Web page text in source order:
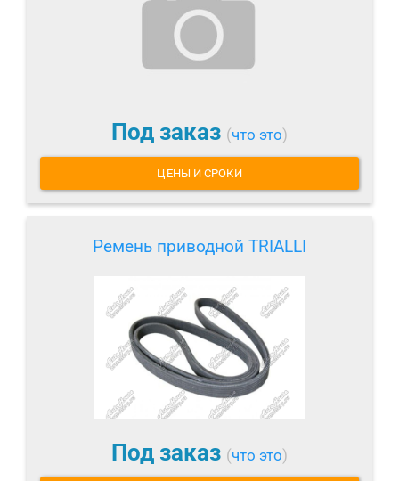
Под заказ (что это)
ЦЕНЫ И СРОКИ
Ремень приводной TRIALLI
Под заказ (что это)